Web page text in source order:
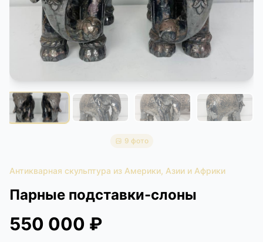
ДОСТАВКА И ОПЛАТА
9 фото
Антикварная скульптура из Америки, Азии и Африки
Парные подставки-слоны
550 000 ₽